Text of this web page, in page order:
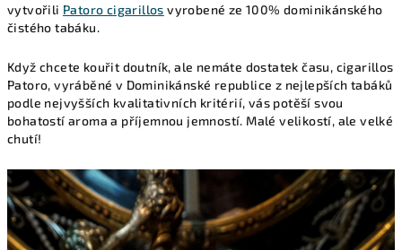
vytvořili Patoro cigarillos vyrobené ze 100% dominikánského
čistého tabáku.
Když chcete kouřit doutník, ale nemáte dostatek času, cigarillos
Patoro, vyráběné v Dominikánské republice z nejlepších tabáků
podle nejvyšších kvalitativních kritérií, vás potěší svou
bohatostí aroma a příjemnou jemností. Malé velikostí, ale velké
chutí!